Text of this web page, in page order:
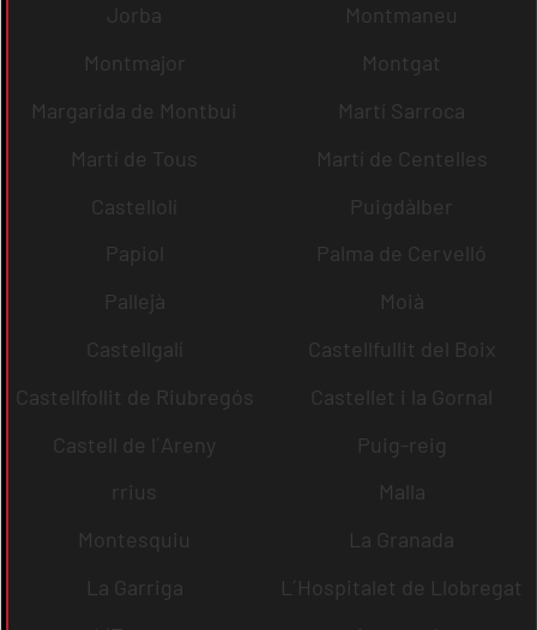
Jorba
Montmaneu
Montmajor
Montgat
Margarida de Montbui
Martí Sarroca
Martí de Tous
Martí de Centelles
Castellolí
Puigdàlber
Papiol
Palma de Cervelló
Pallejà
Moià
Castellgalí
Castellfullit del Boix
Castellfollit de Riubregós
Castellet i la Gornal
Castell de l´Areny
Puig-reig
rrius
Malla
Montesquiu
La Granada
La Garriga
L´Hospitalet de Llobregat